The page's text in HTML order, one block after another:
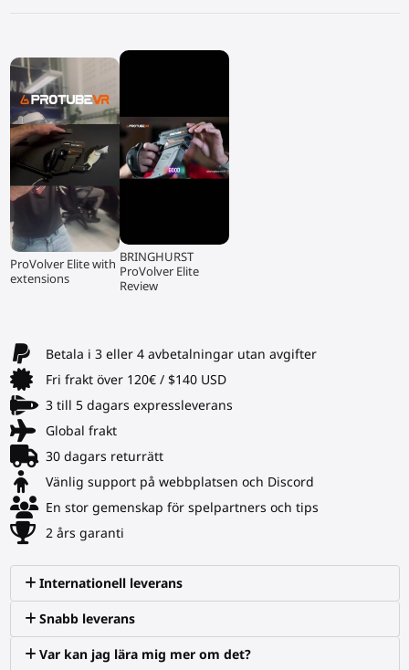
▶
ProVolver Elite with
extensions
▶
BRINGHURST
ProVolver Elite
Review
Betala i 3 eller 4 avbetalningar utan avgifter
Fri frakt över 120€ / $140 USD
3 till 5 dagars expressleverans
Global frakt
30 dagars returrätt
Vänlig support på webbplatsen och Discord
En stor gemenskap för spelpartners och tips
2 års garanti
Internationell leverans
Snabb leverans
Var kan jag lära mig mer om det?